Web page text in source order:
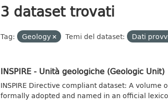
3 dataset trovati
Tag: Geology Temi del dataset: Dati
INSPIRE - Unità geologiche (Geologic Unit)
INSPIRE Directive compliant dataset: A
formally adopted and named in an official